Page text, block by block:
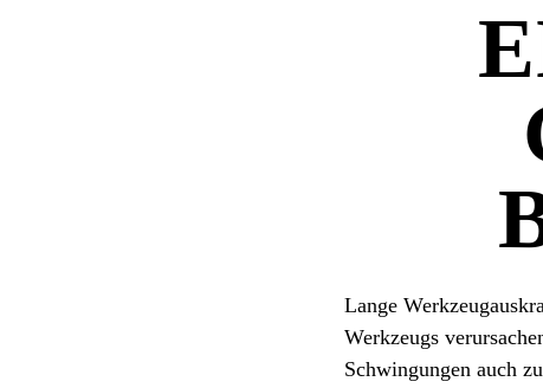
Lange
Werkzeugs
Schwingungen auch